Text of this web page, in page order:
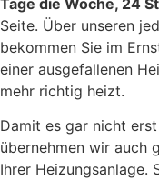
Tage die Woche, 24
Seite. Über unseren
bekommen Sie im
einer ausgefallenen
mehr richtig heizt.
Damit es gar nicht
übernehmen wir auch
Ihrer Heizungsanlage.